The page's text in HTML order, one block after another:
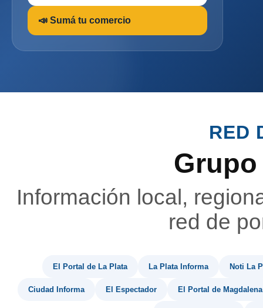
📣 Sumá tu comercio
RED
Información local,
red de
El Portal de La Plata La Plata Informa Noti La
Ciudad Informa El Espectador El Portal de Magdalena